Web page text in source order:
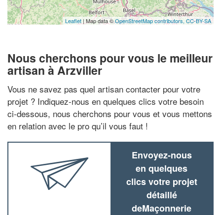
Leaflet | Map data ©OpenStreetMap contributors, CC-BY-SA
Nous cherchons pour vous le meilleur
artisan à Arzviller
Vous ne savez pas quel artisan contacter pour votre
projet ? Indiquez-nous en quelques clics votre besoin
ci-dessous, nous cherchons pour vous et vous mettons
en relation avec le pro qu’il vous faut !
Envoyez-nous
en quelques
clics votre projet
détaillé
deMaçonnerie